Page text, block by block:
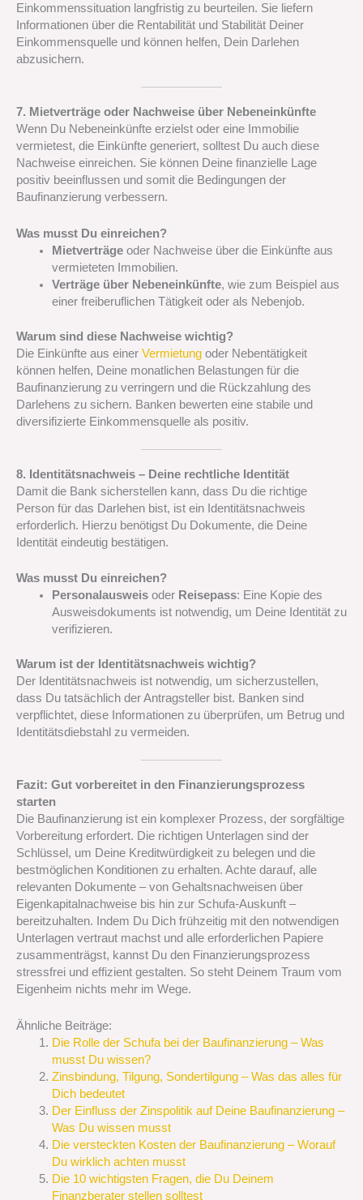
Einkommenssituation langfristig zu beurteilen. Sie liefern
Informationen über die Rentabilität und Stabilität Deiner
Einkommensquelle und können helfen, Dein Darlehen
abzusichern.
7. Mietverträge oder Nachweise über Nebeneinkünfte
Wenn Du Nebeneinkünfte erzielst oder eine Immobilie
vermietest, die Einkünfte generiert, solltest Du auch diese
Nachweise einreichen. Sie können Deine finanzielle Lage
positiv beeinflussen und somit die Bedingungen der
Baufinanzierung verbessern.
Was musst Du einreichen?
Mietverträgeoder Nachweise über die Einkünfte aus
vermieteten Immobilien.
Verträge über Nebeneinkünfte, wie zum Beispiel aus
einer freiberuflichen Tätigkeit oder als Nebenjob.
Warum sind diese Nachweise wichtig?
Die Einkünfte aus einer Vermietung oder Nebentätigkeit
können helfen, Deine monatlichen Belastungen für die
Baufinanzierung zu verringern und die Rückzahlung des
Darlehens zu sichern. Banken bewerten eine stabile und
diversifizierte Einkommensquelle als positiv.
8. Identitätsnachweis – Deine rechtliche Identität
Damit die Bank sicherstellen kann, dass Du die richtige
Person für das Darlehen bist, ist ein Identitätsnachweis
erforderlich. Hierzu benötigst Du Dokumente, die Deine
Identität eindeutig bestätigen.
Was musst Du einreichen?
Personalausweisoder Reisepass: Eine Kopie des
Ausweisdokuments ist notwendig, um Deine Identität zu
verifizieren.
Warum ist der Identitätsnachweis wichtig?
Der Identitätsnachweis ist notwendig, um sicherzustellen,
dass Du tatsächlich der Antragsteller bist. Banken sind
verpflichtet, diese Informationen zu überprüfen, um Betrug und
Identitätsdiebstahl zu vermeiden.
Fazit: Gut vorbereitet in den Finanzierungsprozess
starten
Die Baufinanzierung ist ein komplexer Prozess, der sorgfältige
Vorbereitung erfordert. Die richtigen Unterlagen sind der
Schlüssel, um Deine Kreditwürdigkeit zu belegen und die
bestmöglichen Konditionen zu erhalten. Achte darauf, alle
relevanten Dokumente – von Gehaltsnachweisen über
Eigenkapitalnachweise bis hin zur Schufa-Auskunft –
bereitzuhalten. Indem Du Dich frühzeitig mit den notwendigen
Unterlagen vertraut machst und alle erforderlichen Papiere
zusammenträgst, kannst Du den Finanzierungsprozess
stressfrei und effizient gestalten. So steht Deinem Traum vom
Eigenheim nichts mehr im Wege.
Ähnliche Beiträge:
Die Rolle der Schufa bei der Baufinanzierung – Was
musst Du wissen?
Zinsbindung, Tilgung, Sondertilgung – Was das alles für
Dich bedeutet
Der Einfluss der Zinspolitik auf Deine Baufinanzierung –
Was Du wissen musst
Die versteckten Kosten der Baufinanzierung – Worauf
Du wirklich achten musst
Die 10 wichtigsten Fragen, die Du Deinem
Finanzberater stellen solltest